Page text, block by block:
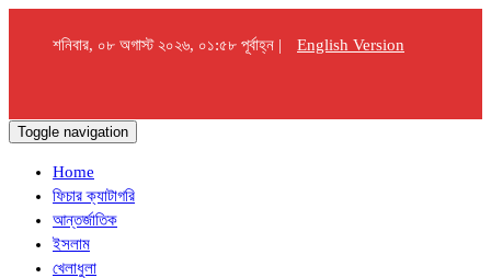
শনিবার, ০৮ অগাস্ট ২০২৬, ০১:৫৮ পূর্বাহ্ন | English Version
Toggle navigation
Home
ফিচার ক্যাটাগরি
আন্তর্জাতিক
ইসলাম
খেলাধুলা